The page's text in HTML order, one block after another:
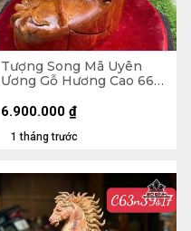
Tượng Song Mã Uyên
Ương Gỗ Hương Cao 66
1 tháng trước
6.900.000 ₫